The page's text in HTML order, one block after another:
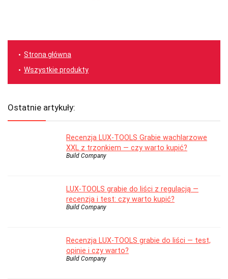
Strona główna
Wszystkie produkty
Ostatnie artykuły:
Recenzja LUX-TOOLS Grabie wachlarzowe
XXL z trzonkiem — czy warto kupić?
Build Company
LUX-TOOLS grabie do liści z regulacją —
recenzja i test: czy warto kupić?
Build Company
Recenzja LUX-TOOLS grabie do liści — test,
opinie i czy warto?
Build Company